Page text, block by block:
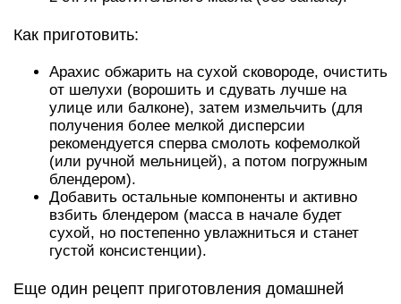
Как приготовить:
Арахис обжарить на сухой сковороде, очистить
от шелухи (ворошить и сдувать лучше на
улице или балконе), затем измельчить (для
получения более мелкой дисперсии
рекомендуется сперва смолоть кофемолкой
(или ручной мельницей), а потом погружным
блендером).
Добавить остальные компоненты и активно
взбить блендером (масса в начале будет
сухой, но постепенно увлажниться и станет
густой консистенции).
Еще один рецепт приготовления домашней